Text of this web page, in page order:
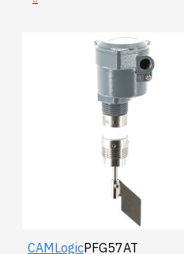
CAMLogicPFG57AT